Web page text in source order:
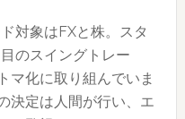
グ
位
銘
対象はFXと株。スタ
のスイングトレー
マ化に取り組んでいま
決定は人間が行い、エ